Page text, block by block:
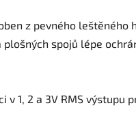
z pevného leštěného
spojů lépe
1, 2 a 3V RMS výstupu